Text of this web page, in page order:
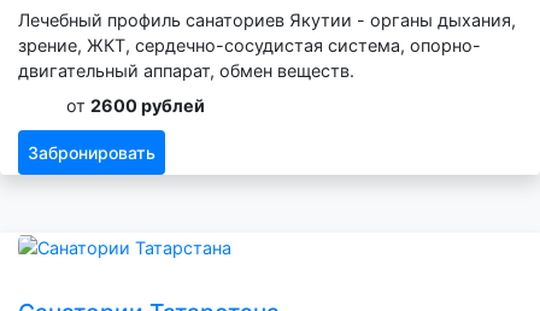
Лечебный профиль санаториев Якутии - органы дыхания,
зрение, ЖКТ, сердечно-сосудистая система, опорно-
двигательный аппарат, обмен веществ.
от 2600 рублей
Забронировать